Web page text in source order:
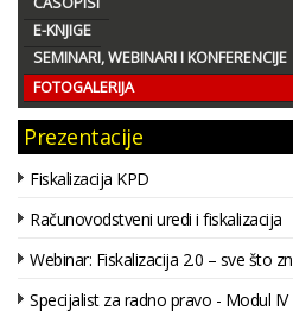
E-KNJIGE
SEMINARI, WEBINARI I KONFERENCIJE
FOTOGALERIJA
Prezentacije
Fiskalizacija KPD
Računovodstveni uredi i fiskalizacija
Webinar: Fiskalizacija 2.0 – sve što
Specijalist za radno pravo - Modul IV